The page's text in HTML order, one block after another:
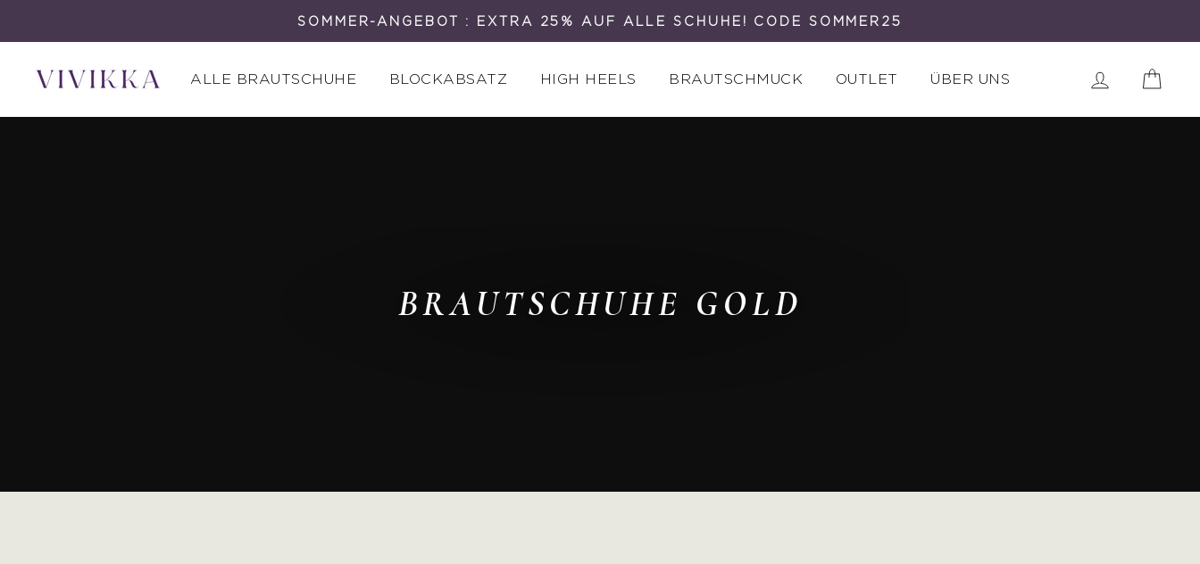
zum
Inhalt
SOMMER-ANGEBOT : EXTRA 25% AUF ALLE SCHUHE! CODE SOMMER25
ALLE BRAUTSCHUHE BLOCKABSATZ HIGH HEELS BRAUTSCHMUCK OUTLET ÜBER UNS Einloggen
BRAUTSCHUHE GOLD